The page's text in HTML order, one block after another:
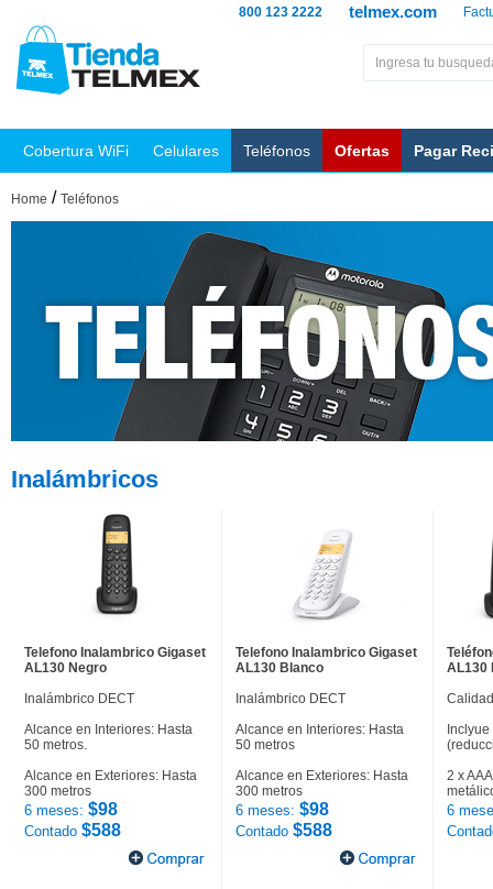
telmex.com
800 123 2222
Cobertura WiFi Celulares Teléfonos Ofertas Pagar
Home / Teléfonos
Inalámbricos
Telefono Inalambrico Gigaset
AL130 Negro
Inalámbrico DECT
Alcance en Interiores: Hasta
50 metros.
Alcance en Exteriores: Hasta
300 metros
6 meses: $98
Contado $588
Telefono Inalambrico Gigaset
AL130 Blanco
Inalámbrico DECT
Alcance en Interiores: Hasta
50 metros
Alcance en Exteriores: Hasta
300 metros
6 meses: $98
Contado $588
AL130
2 x
6